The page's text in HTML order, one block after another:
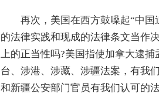
再次，美国在西方鼓噪起“中国
的法律实践和现成的法律条文当作
上的正当性吗?美国指使加拿大逮
台、涉港、涉藏、涉疆法案，有我
和新疆公安部门官员有我们认可的